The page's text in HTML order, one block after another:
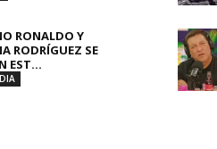
RONALDO Y
RODRÍGUEZ SE
EST...